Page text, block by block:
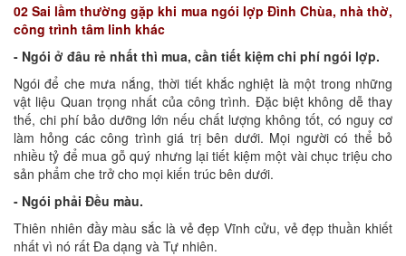
02 Sai lầm thường gặp khi mua ngói lợp Đình Chùa, nhà thờ,
công trình tâm linh khác
- Ngói ở đâu rẻ nhất thì mua, cần tiết kiệm chi phí ngói lợp.
Ngói để che mưa nắng, thời tiết khắc nghiệt là một trong những
vật liệu Quan trọng nhất của công trình. Đặc biệt không dễ thay
thế, chi phí bảo dưỡng lớn nếu chất lượng không tốt, có nguy cơ
làm hỏng các công trình giá trị bên dưới. Mọi người có thể bỏ
nhiều tỷ để mua gỗ quý nhưng lại tiết kiệm một vài chục triệu cho
sản phẩm che trở cho mọi kiến trúc bên dưới.
- Ngói phải Đều màu.
Thiên nhiên đầy màu sắc là vẻ đẹp Vĩnh cửu, vẻ đẹp thuần khiết
nhất vì nó rất Đa dạng và Tự nhiên.